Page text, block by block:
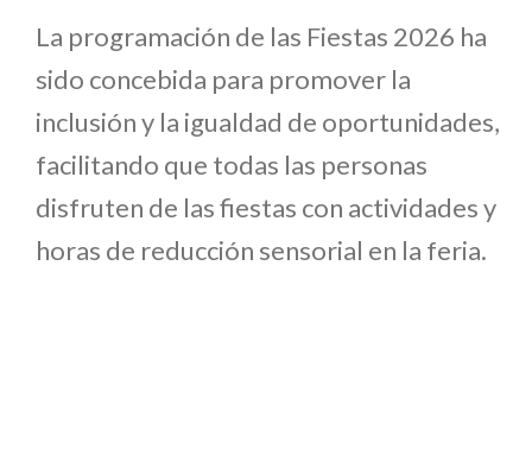
La programación de las Fiestas 2026 ha
sido concebida para promover la
inclusión y la igualdad de oportunidades,
facilitando que todas las personas
disfruten de las fiestas con actividades y
horas de reducción sensorial en la feria.